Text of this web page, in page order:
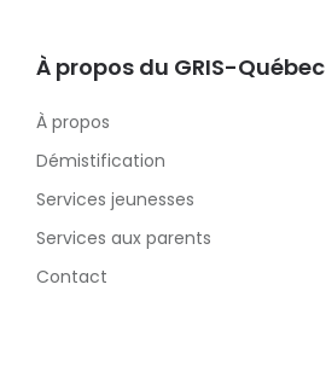
À propos du GRIS-Québec
À propos
Démistification
Services jeunesses
Services aux parents
Contact